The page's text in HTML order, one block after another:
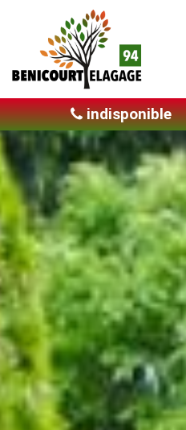
indisponible